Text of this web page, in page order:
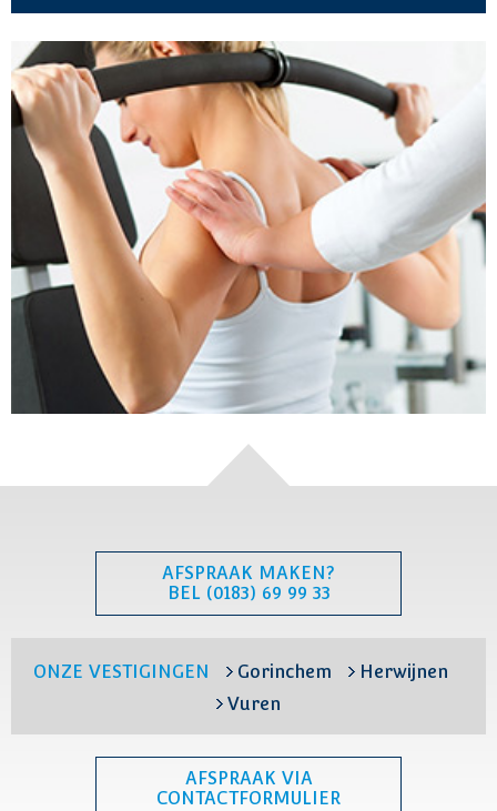
AFSPRAAK MAKEN?
BEL (0183) 69 99 33
ONZE VESTIGINGEN Gorinchem
Herwijnen
Vuren
AFSPRAAK VIA
CONTACTFORMULIER